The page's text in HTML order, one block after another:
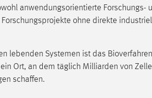
anwendungsorientierte Forschungs-
ohne direkte
lebenden Systemen ist das
Ort, an dem täglich Milliarden von
schaffen.